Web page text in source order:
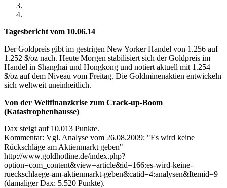
Tagesbericht vom 10.06.14
Der Goldpreis gibt im gestrigen New Yorker Handel von 1.256 auf
1.252 $/oz nach. Heute Morgen stabilisiert sich der Goldpreis im
Handel in Shanghai und Hongkong und notiert aktuell mit 1.254
$/oz auf dem Niveau vom Freitag. Die Goldminenaktien entwickeln
sich weltweit uneinheitlich.
Von der Weltfinanzkrise zum Crack-up-Boom
(Katastrophenhausse)
Dax steigt auf 10.013 Punkte.
Kommentar: Vgl. Analyse vom 26.08.2009: "Es wird keine
Rückschläge am Aktienmarkt geben"
http://www.goldhotline.de/index.php?
option=com_content&view=article&id=166:es-wird-keine-
rueckschlaege-am-aktienmarkt-geben&catid=4:analysen&Itemid=9
(damaliger Dax: 5.520 Punkte).